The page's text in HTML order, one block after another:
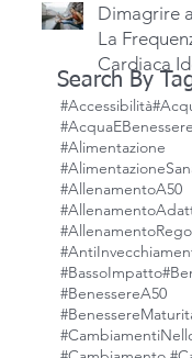
Walking
Dimagrire
La
Cardiaca
Bruciare
una scheda
Search By
#Accessibilità
#AcquaEBenessere
#Alimentazione
#AllenamentoA50
#BassoImpatto
#BenessereA50